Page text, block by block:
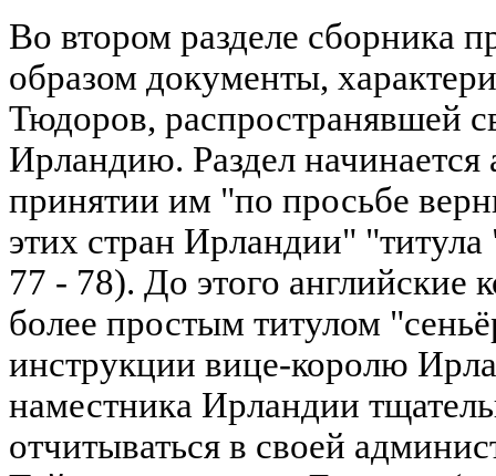
Во втором разделе сборника
образом документы,
Тюдоров, распространявшей
Ирландию. Раздел
принятии им "по просьбе
этих стран Ирландии"
77 - 78). До этого английские
более простым титулом
инструкции вице-королю
наместника Ирландии
отчитываться в своей